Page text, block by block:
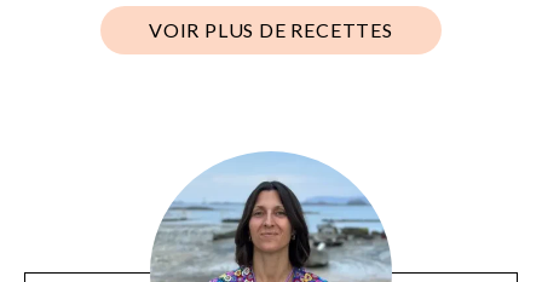
VOIR PLUS DE RECETTES